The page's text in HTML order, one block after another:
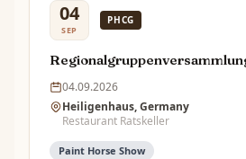
04
SEP
PHCG
04.09.2026
Heiligenhaus, Germany
Restaurant Ratskeller
Paint Horse Show